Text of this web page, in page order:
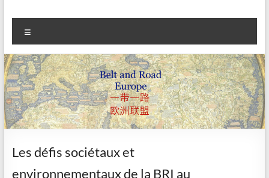
Les défis sociétaux et
environnementaux de la BRI au